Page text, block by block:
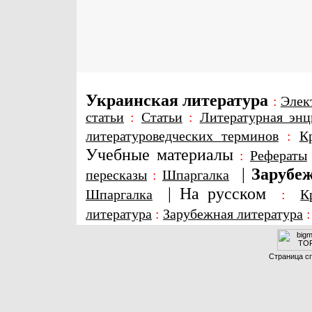
Украинская литература :
статьи : Статьи: Литературная
литературоведческих терминов:
Учебные материалы : Рефераты
пересказы : Шпаргалка |
Шпаргалка | На русском :
литература : Зарубежная литература
Страница